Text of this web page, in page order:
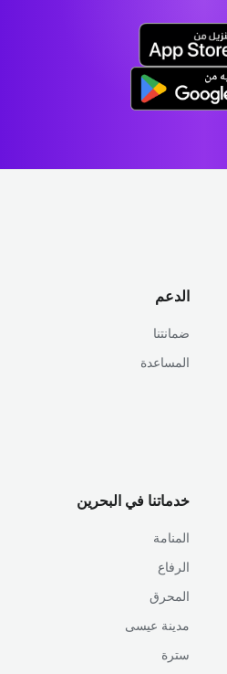
الدعم
ضمانتنا
المساعدة
خدماتنا في البحرين
المنامة
الرفاع
المحرق
مدينة عيسى
سترة